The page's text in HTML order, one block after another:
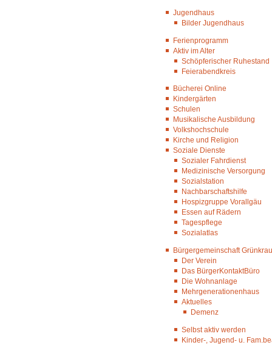
Jugendhaus
Bilder Jugendhaus
Ferienprogramm
Aktiv im Alter
Schöpferischer Ruhestand
Feierabendkreis
Bücherei Online
Kindergärten
Schulen
Musikalische Ausbildung
Volkshochschule
Kirche und Religion
Soziale Dienste
Sozialer Fahrdienst
Medizinische Versorgung
Sozialstation
Nachbarschaftshilfe
Hospizgruppe Vorallgäu
Essen auf Rädern
Tagespflege
Sozialatlas
Bürgergemeinschaft
Der Verein
Das BürgerKontaktBüro
Die Wohnanlage
Mehrgenerationenhaus
Aktuelles
Demenz
Selbst aktiv werden
Kinder-, Jugend- u.